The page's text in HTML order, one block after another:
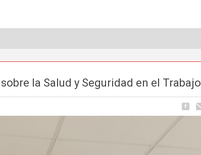
la Salud y Seguridad en el Trabajo